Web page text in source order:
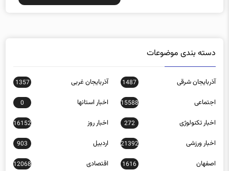
دسته بندی موضوعات
آذربایجان شرقی 1487 آذربایجان غربی 1357
اجتماعی 15588 اخبار استانها 0
اخبار تکنولوژی 272 اخبار روز 16152
اخبار ورزشی 21392 اردبیل 903
اصفهان 1616 اقتصادی 12068